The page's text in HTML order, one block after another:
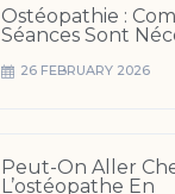
Ostéopathie :
Séances Sont
26 FEBRUARY 2026
Peut-On Aller
L’ostéopathe En